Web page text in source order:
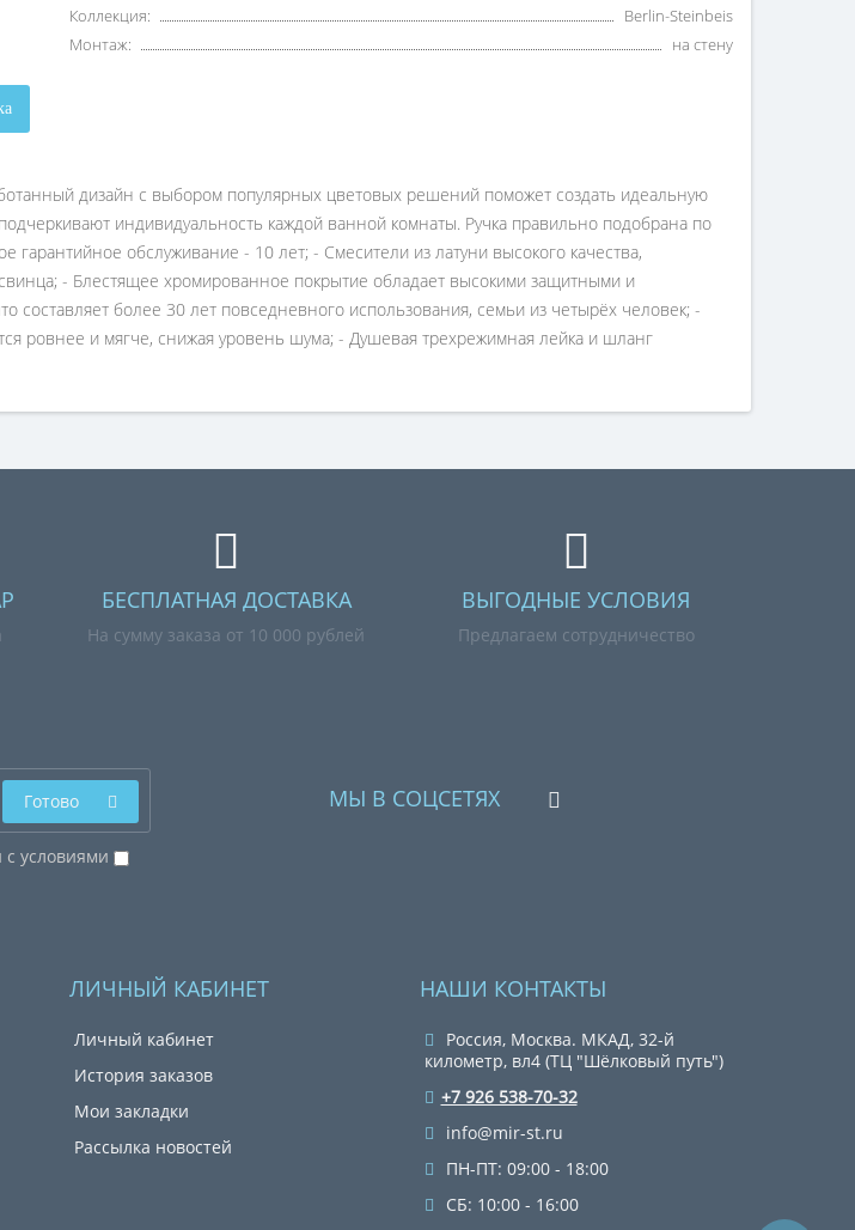
Коллекция:
Berlin-Steinbeis
Монтаж:
на стену
дизайн с выбором популярных цветовых решений поможет создать идеальную
индивидуальность каждой ванной комнаты. Ручка правильно подобрана по
обслуживание - 10 лет; - Смесители из латуни высокого качества,
- Блестящее хромированное покрытие обладает высокими защитными и
более 30 лет повседневного использования, семьи из четырёх человек; -
ровнее и мягче, снижая уровень шума; - Душевая трехрежимная лейка и шланг
БЕСПЛАТНАЯ ДОСТАВКА
На сумму заказа от 10 000 рублей
ВЫГОДНЫЕ УСЛОВИЯ
Предлагаем сотрудничество
с условиями
Готово МЫ В СОЦСЕТЯХ
ЛИЧНЫЙ КАБИНЕТ
Личный кабинет
История заказов
Мои закладки
Рассылка новостей
НАШИ КОНТАКТЫ
Россия, Москва. МКАД, 32-й
километр, вл4 (ТЦ "Шёлковый путь")
+7 926 538-70-32
info@mir-st.ru
ПН-ПТ: 09:00 - 18:00
СБ: 10:00 - 16:00